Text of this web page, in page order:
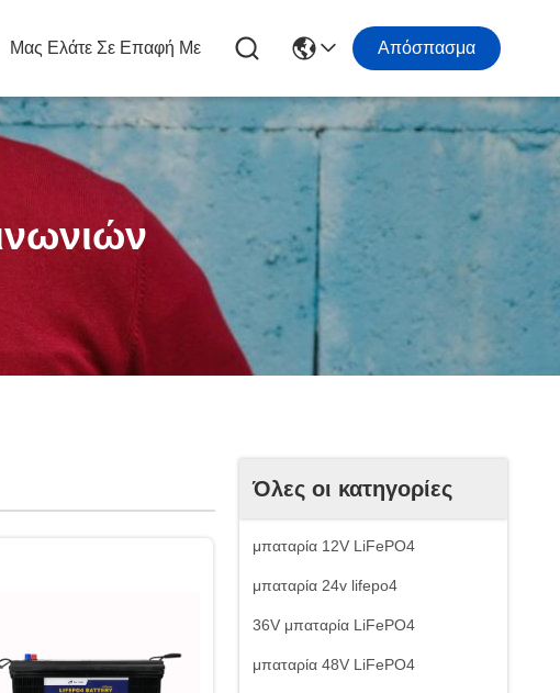
Μας Ελάτε Σε Επαφή Με Απόσπασμα
Όλες οι κατηγορίες
μπαταρία 12V LiFePO4
μπαταρία 24v lifepo4
36V μπαταρία LiFePO4
μπαταρία 48V LiFePO4